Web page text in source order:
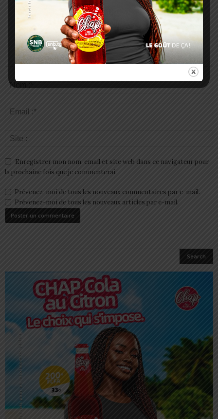
Enregistrer mon nom, email et site web dans ce navigateur pour
la prochaine fois que je commenterai.
Prévenez-moi de tous les nouveaux commentaires par e-mail.
Prévenez-moi de tous les nouveaux articles par e-mail.